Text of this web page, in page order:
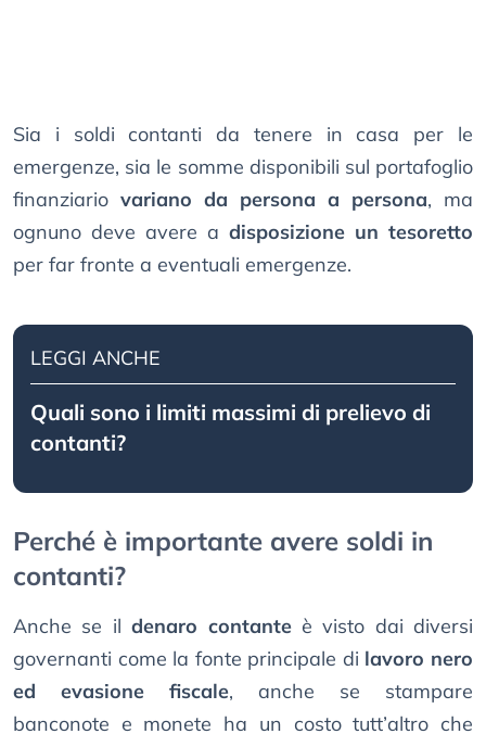
Sia i soldi contanti da tenere in casa per le
emergenze, sia le somme disponibili sul portafoglio
finanziario variano da persona a persona, ma
ognuno deve avere a disposizione un tesoretto
per far fronte a eventuali emergenze.
LEGGI ANCHE
Quali sono i limiti massimi di prelievo di
contanti?
Perché è importante avere soldi in
contanti?
Anche se ildenaro contanteè visto dai diversi
governanti come la fonte principale di lavoro nero
ed evasione fiscale, anche se stampare
banconote e monete ha un costo tutt’altro che